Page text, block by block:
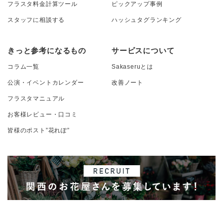
フラスタ料金計算ツール
スタッフに相談する
ピックアップ事例
ハッシュタグランキング
きっと参考になるもの
コラム一覧
公演・イベントカレンダー
フラスタマニュアル
お客様レビュー・口コミ
皆様のポスト”花れぽ”
サービスについて
Sakaseruとは
改善ノート